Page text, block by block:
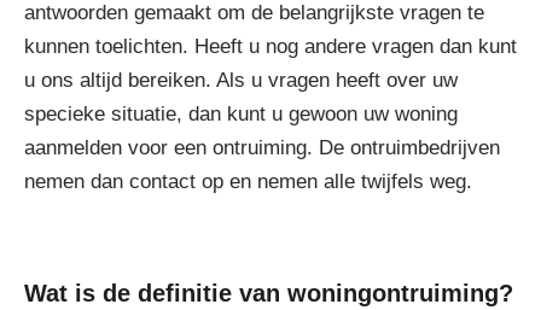
antwoorden gemaakt om de belangrijkste vragen te
kunnen toelichten. Heeft u nog andere vragen dan kunt
u ons altijd bereiken. Als u vragen heeft over uw
specieke situatie, dan kunt u gewoon uw woning
aanmelden voor een ontruiming. De ontruimbedrijven
nemen dan contact op en nemen alle twijfels weg.
Wat is de definitie van woningontruiming?